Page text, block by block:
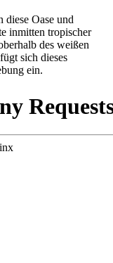
diese Oase und
inmitten tropischer
des weißen
sich dieses
ein.